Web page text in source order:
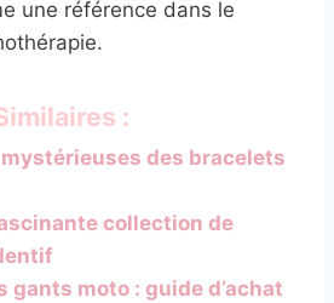
une référence dans le
:
des bracelets
collection de
gants moto : guide d’achat